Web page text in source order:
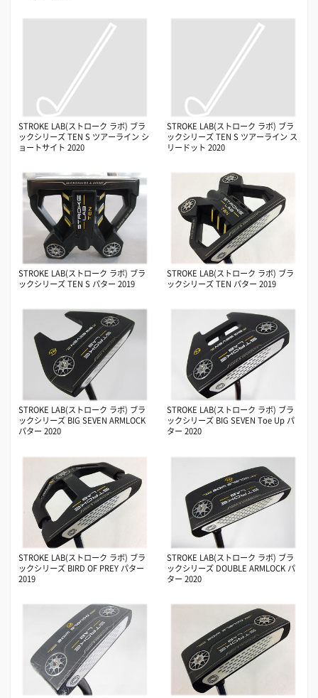
STROKE LAB(ストローク ラボ) ブラ
ックシリーズ TEN S ツアーライン シ
ョートサイト 2020
STROKE LAB(ストローク ラボ) ブラ
ックシリーズ TEN S ツアーライン ス
リードット 2020
STROKE LAB(ストローク ラボ) ブラ
ックシリーズ TEN S パター 2019
STROKE LAB(ストローク ラボ) ブラ
ックシリーズ TEN パター 2019
STROKE LAB(ストローク ラボ) ブラ
ックシリーズ BIG SEVEN ARMLOCK
パター 2020
STROKE LAB(ストローク ラボ) ブラ
ックシリーズ BIG SEVEN Toe Up パ
ター 2020
STROKE LAB(ストローク ラボ) ブラ
ックシリーズ BIRD OF PREY パター
2019
STROKE LAB(ストローク ラボ) ブラ
ックシリーズ DOUBLE ARMLOCK パ
ター 2020